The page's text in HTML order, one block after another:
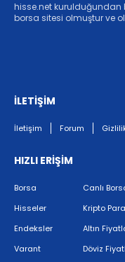
hisse.net kurulduğundan
borsa sitesi olmuştur ve
İLETİŞİM
İletişim Forum
HIZLI ERİŞİM
Borsa
Hisseler
Endeksler
Varant
Canlı
Kripto Para
Altın
Döviz